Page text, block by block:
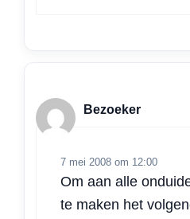
Bezoeker
7 mei 2008 om 12:00
Om aan alle
te maken het